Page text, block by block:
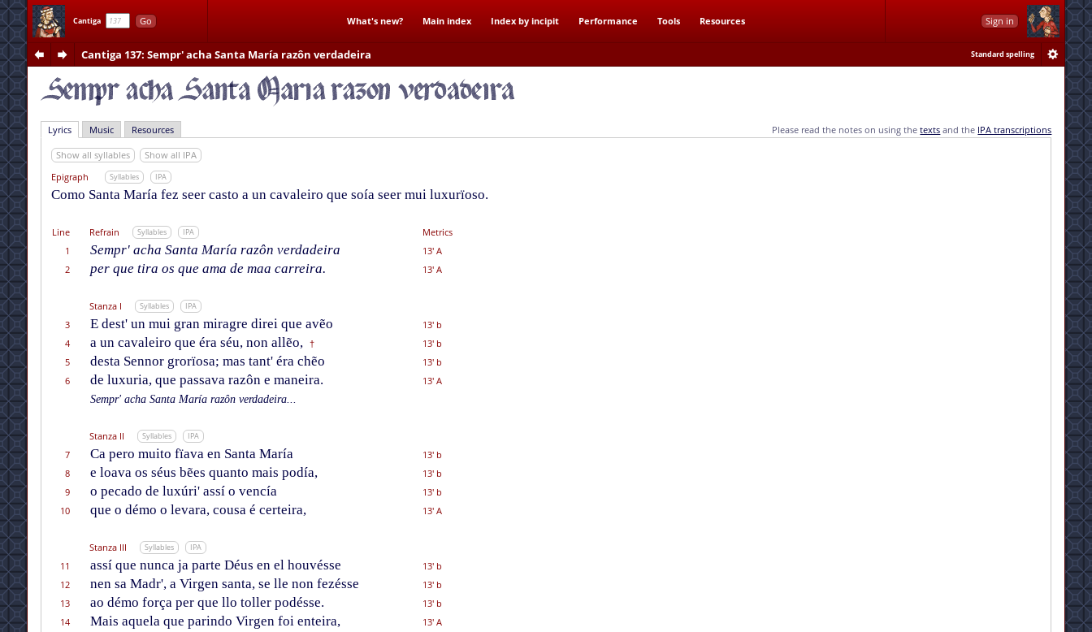
Cantiga Go What's new? Main index Index by incipit Performance Tools Resources Sign in
Cantiga 137: Sempr' acha Santa María razôn verdadeira Standard spelling
Lyrics Music Resources Please read the notes on using thetexts and the IPA transcriptions
Show all syllables
Show all IPA
Epigraph
Syllables IPA
Como Santa María fez seer casto a un cavaleiro que soía seer mui luxurïoso.
Line Refrain Syllables IPA
Metrics
1
Sempr' acha Santa María razôn verdadeira
13' A
2
per que tira os que ama de maa carreira. 13' A
Stanza I Syllables IPA
3 E dest' un mui gran miragre direi que avẽo
13' b
4
a un cavaleiro que éra séu, non allẽo, †
13' b
5
desta Sennor grorïosa; mas tant' éra chẽo
13' b
6
de luxuria, que passava razôn e maneira.
13' A
Sempr' acha Santa María razôn verdadeira...
Stanza II Syllables IPA
7 Ca pero muito fïava en Santa María
13' b
8
e loava os séus bẽes quanto mais podía,
13' b
9
o pecado de luxúri' assí o vencía
13' b
10
que o démo o levara, cousa é certeira, 13' A
Stanza III Syllables IPA
11 assí que nunca ja parte Déus en el houvésse
13' b
12
nen sa Madr', a Virgen santa, se lle non fezésse
13' b
13
ao démo força per que llo toller podésse.
13' b
14
Mais aquela que parindo Virgen foi enteira, 13' A